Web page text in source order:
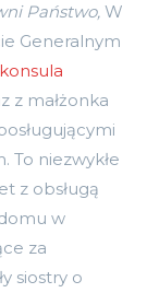
Państwo, W
Generalnym
konsula
z małżonka
To niezwykłe
z obsługą
w
za
siostry o